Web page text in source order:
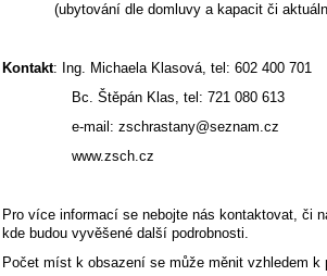
(ubytování dle domluvy a kapacit či
Kontakt: Ing. Michaela Klasová, tel: 602 400 701
Bc. Štěpán Klas, tel: 721 080 613
e-mail: zschrastany@seznam.cz
www.zsch.cz
Pro více informací se nebojte nás kontaktovat, či
kde budou vyvěšené další podrobnosti.
Počet míst k obsazení se může měnit vzhledem k